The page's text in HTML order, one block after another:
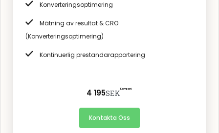
4 195SEK Kampanj
Konverteringsoptimering
Mätning av resultat & CRO
(Konverteringsoptimering)
Kontinuerlig prestandarapportering
Kontakta Oss